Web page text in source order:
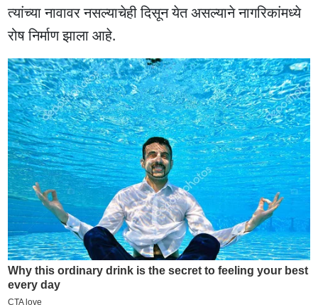
त्यांच्या नावावर नसल्याचेही दिसून येत असल्याने नागरिकांमध्ये
रोष निर्माण झाला आहे.